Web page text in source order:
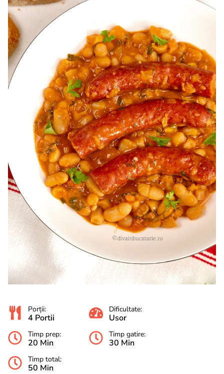
Porții:
4 Portii
Dificultate:
Usor
Timp prep:
20 Min
Timp gatire:
30 Min
Timp total:
50 Min